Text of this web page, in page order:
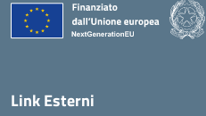
Link Esterni